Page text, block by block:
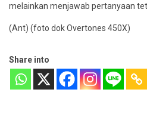
melainkan menjawab pertanyaan
(Ant) (foto dok Overtones 450X)
Share into